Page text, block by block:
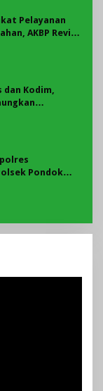
Pelayanan
AKBP Revi
dan Kodim,
Pondok